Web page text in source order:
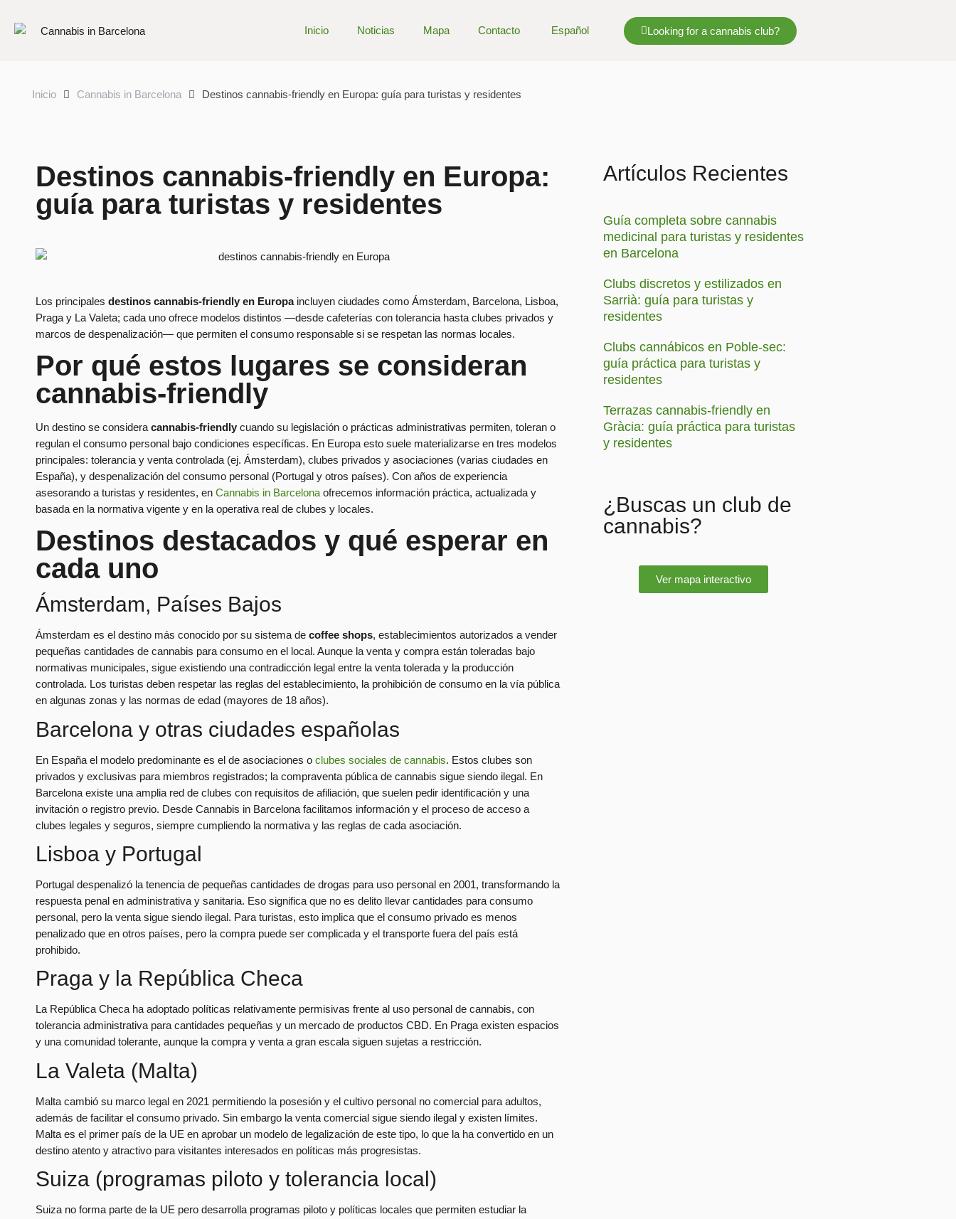
Inicio Noticias Mapa Contacto Español Looking for a cannabis club?
Inicio Cannabis in Barcelona Destinos cannabis-friendly en Europa: guía para turistas y residentes
Destinos cannabis-friendly en Europa:
guía para turistas y residentes
Los principales destinos cannabis-friendly en Europaincluyen ciudades como Ámsterdam, Barcelona, Lisboa,
Praga y La Valeta; cada uno ofrece modelos distintos —desde cafeterías con tolerancia hasta clubes privados y
marcos de despenalización— que permiten el consumo responsable si se respetan las normas locales.
Por qué estos lugares se consideran
cannabis-friendly
Un destino se considera cannabis-friendly cuando su legislación o prácticas administrativas permiten, toleran o
regulan el consumo personal bajo condiciones específicas. En Europa esto suele materializarse en tres modelos
principales: tolerancia y venta controlada (ej. Ámsterdam), clubes privados y asociaciones (varias ciudades en
España), y despenalización del consumo personal (Portugal y otros países). Con años de experiencia
asesorando a turistas y residentes, en Cannabis in Barcelona ofrecemos información práctica, actualizada y
basada en la normativa vigente y en la operativa real de clubes y locales.
Destinos destacados y qué esperar en
cada uno
Ámsterdam, Países Bajos
Ámsterdam es el destino más conocido por su sistema de coffee shops, establecimientos autorizados a vender
pequeñas cantidades de cannabis para consumo en el local. Aunque la venta y compra están toleradas bajo
normativas municipales, sigue existiendo una contradicción legal entre la venta tolerada y la producción
controlada. Los turistas deben respetar las reglas del establecimiento, la prohibición de consumo en la vía pública
en algunas zonas y las normas de edad (mayores de 18 años).
Barcelona y otras ciudades españolas
En España el modelo predominante es el de asociaciones o clubes sociales de cannabis. Estos clubes son
privados y exclusivas para miembros registrados; la compraventa pública de cannabis sigue siendo ilegal. En
Barcelona existe una amplia red de clubes con requisitos de afiliación, que suelen pedir identificación y una
invitación o registro previo. Desde Cannabis in Barcelona facilitamos información y el proceso de acceso a
clubes legales y seguros, siempre cumpliendo la normativa y las reglas de cada asociación.
Lisboa y Portugal
Portugal despenalizó la tenencia de pequeñas cantidades de drogas para uso personal en 2001, transformando la
respuesta penal en administrativa y sanitaria. Eso significa que no es delito llevar cantidades para consumo
personal, pero la venta sigue siendo ilegal. Para turistas, esto implica que el consumo privado es menos
penalizado que en otros países, pero la compra puede ser complicada y el transporte fuera del país está
prohibido.
Praga y la República Checa
La República Checa ha adoptado políticas relativamente permisivas frente al uso personal de cannabis, con
tolerancia administrativa para cantidades pequeñas y un mercado de productos CBD. En Praga existen espacios
y una comunidad tolerante, aunque la compra y venta a gran escala siguen sujetas a restricción.
La Valeta (Malta)
Malta cambió su marco legal en 2021 permitiendo la posesión y el cultivo personal no comercial para adultos,
además de facilitar el consumo privado. Sin embargo la venta comercial sigue siendo ilegal y existen límites.
Malta es el primer país de la UE en aprobar un modelo de legalización de este tipo, lo que la ha convertido en un
destino atento y atractivo para visitantes interesados en políticas más progresistas.
Suiza (programas piloto y tolerancia local)
Suiza no forma parte de la UE pero desarrolla programas piloto y políticas locales que permiten estudiar la
Artículos Recientes
Guía completa sobre cannabis
medicinal para turistas y residentes
en Barcelona
Clubs discretos y estilizados en
Sarrià: guía para turistas y
residentes
Clubs cannábicos en Poble-sec:
guía práctica para turistas y
residentes
Terrazas cannabis-friendly en
Gràcia: guía práctica para turistas
y residentes
¿Buscas un club de
cannabis?
Ver mapa interactivo